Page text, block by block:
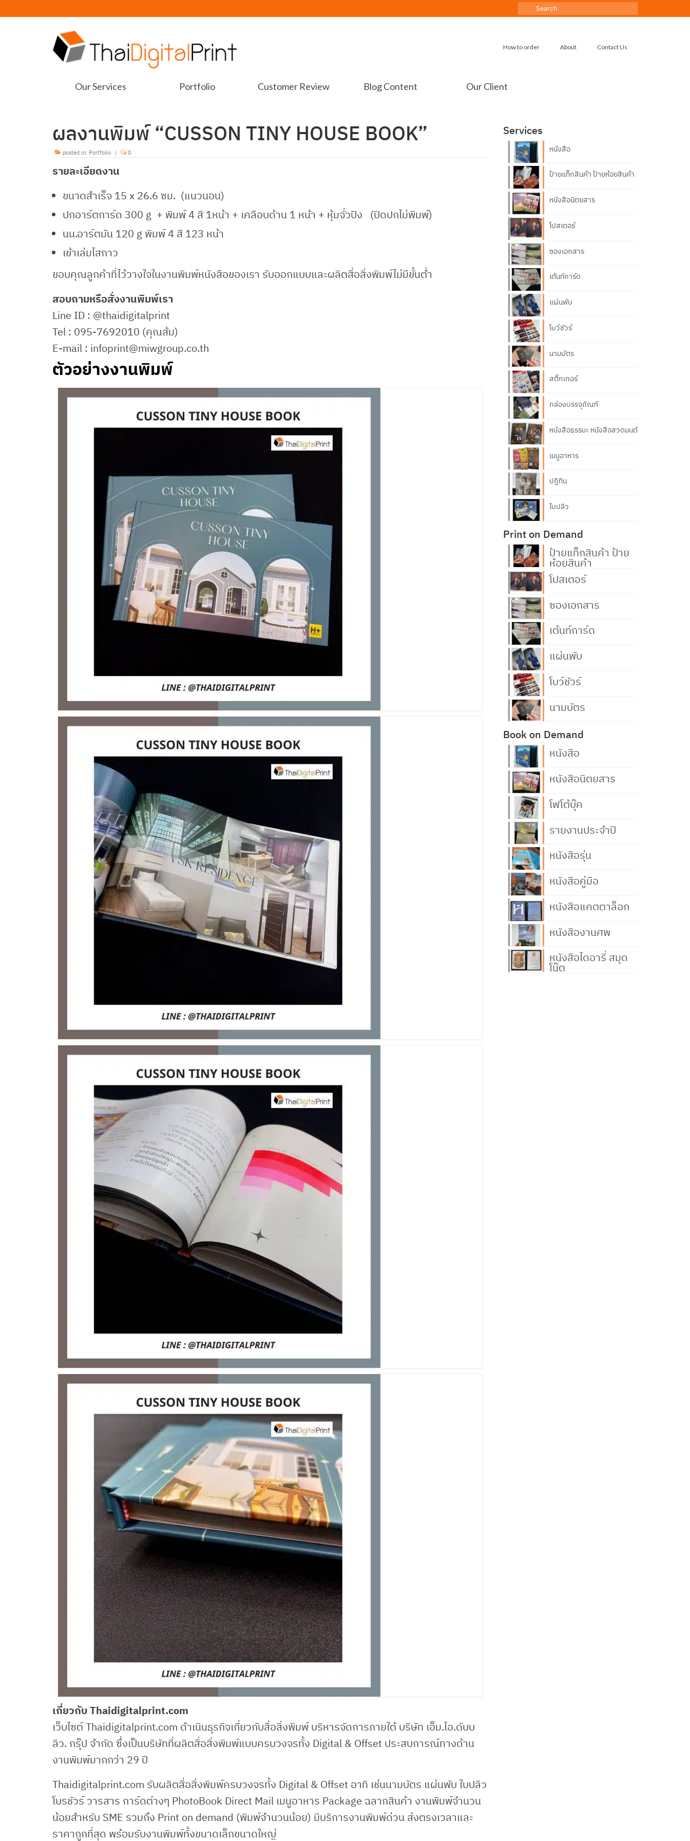
Search
How to order About Contact Us
Our Services Portfolio Customer Review Blog Content Our Client
ผลงานพิมพ์ “CUSSON TINY HOUSE BOOK”
posted in: Portfolio | 0
รายละเอียดงาน
ขนาดสำเร็จ 15 x 26.6 ซม. (แนวนอน)
ปกอาร์ตการ์ด 300 g + พิมพ์ 4 สี 1หน้า + เคลือบด้าน 1 หน้า + หุ้มจั่วปัง (ปิดปกไม่พิมพ์)
นน.อาร์ตมัน 120 g พิมพ์ 4 สี 123 หน้า
เข้าเล่มไสกาว
ขอบคุณลูกค้าที่ไว้วางใจในงานพิมพ์หนังสือของเรา รับออกแบบและผลิตสื่อสิ่งพิมพ์ไม่มีขั้นต่ำ
สอบถามหรือสั่งงานพิมพ์เรา
Line ID : @thaidigitalprint
Tel : 095-7692010 (คุณส้ม)
E-mail : infoprint@miwgroup.co.th
ตัวอย่างงานพิมพ์
เกี่ยวกับ Thaidigitalprint.com
เว็บไซต์ Thaidigitalprint.com ดำเนินธุรกิจเกี่ยวกับสื่อสิ่งพิมพ์ บริหารจัดการภายใต้ บริษัท เอ็ม.ไอ.ดับบ
ลิว. กรุ๊ป จำกัด ซึ่งเป็นบริษัทที่ผลิตสื่อสิ่งพิมพ์แบบครบวงจรทั้ง Digital & Offset ประสบการณ์ทางด้าน
งานพิมพ์มากกว่า 29 ปี
Thaidigitalprint.com รับผลิตสื่อสิ่งพิมพ์ครบวงจรทั้ง Digital & Offset อาทิ เช่นนามบัตร แผ่นพับ ใบปลิว
โบรชัวร์ วารสาร การ์ดต่างๆ PhotoBook Direct Mail เมนูอาหาร Package ฉลากสินค้า งานพิมพ์จำนวน
น้อยสำหรับ SME รวมถึง Print on demand (พิมพ์จำนวนน้อย) มีบริการงานพิมพ์ด่วน ส่งตรงเวลาและ
ราคาถูกที่สุด พร้อมรับงานพิมพ์ทั้งขนาดเล็กขนาดใหญ่
Services
หนังสือ
ป้ายแท็กสินค้า ป้ายห้อยสินค้า
หนังสือนิตยสาร
โปสเตอร์
ซองเอกสาร
เต้นท์การ์ด
แผ่นพับ
โบว์ชัวร์
นามบัตร
สติ๊กเกอร์
กล่องบรรจุภัณฑ์
หนังสือธรรมะ หนังสือสวดมนต์
เมนูอาหาร
ปฏิทิน
ใบปลิว
Print on Demand
ป้ายแท็กสินค้า ป้าย
ห้อยสินค้า
โปสเตอร์
ซองเอกสาร
เต้นท์การ์ด
แผ่นพับ
โบว์ชัวร์
นามบัตร
Book on Demand
หนังสือ
หนังสือนิตยสาร
โฟโต้บุ๊ค
รายงานประจำปี
หนังสือรุ่น
หนังสือคู่มือ
หนังสือแคตตาล็อก
หนังสืองานศพ
หนังสือไดอารี่ สมุด
โน๊ต